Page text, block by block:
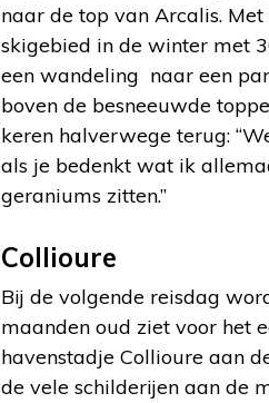
naar de top van Arcalis.
skigebied in de winter met
een wandeling naar een
boven de besneeuwde
keren halverwege terug:
als je bedenkt wat ik
geraniums zitten.”
Collioure
Bij de volgende reisdag
maanden oud ziet voor het
havenstadje Collioure aan
de vele schilderijen aan de